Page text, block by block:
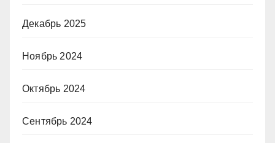
Декабрь 2025
Ноябрь 2024
Октябрь 2024
Сентябрь 2024